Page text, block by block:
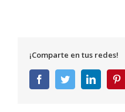
¡Comparte en tus redes!
FacebookTwitterLinkedIn